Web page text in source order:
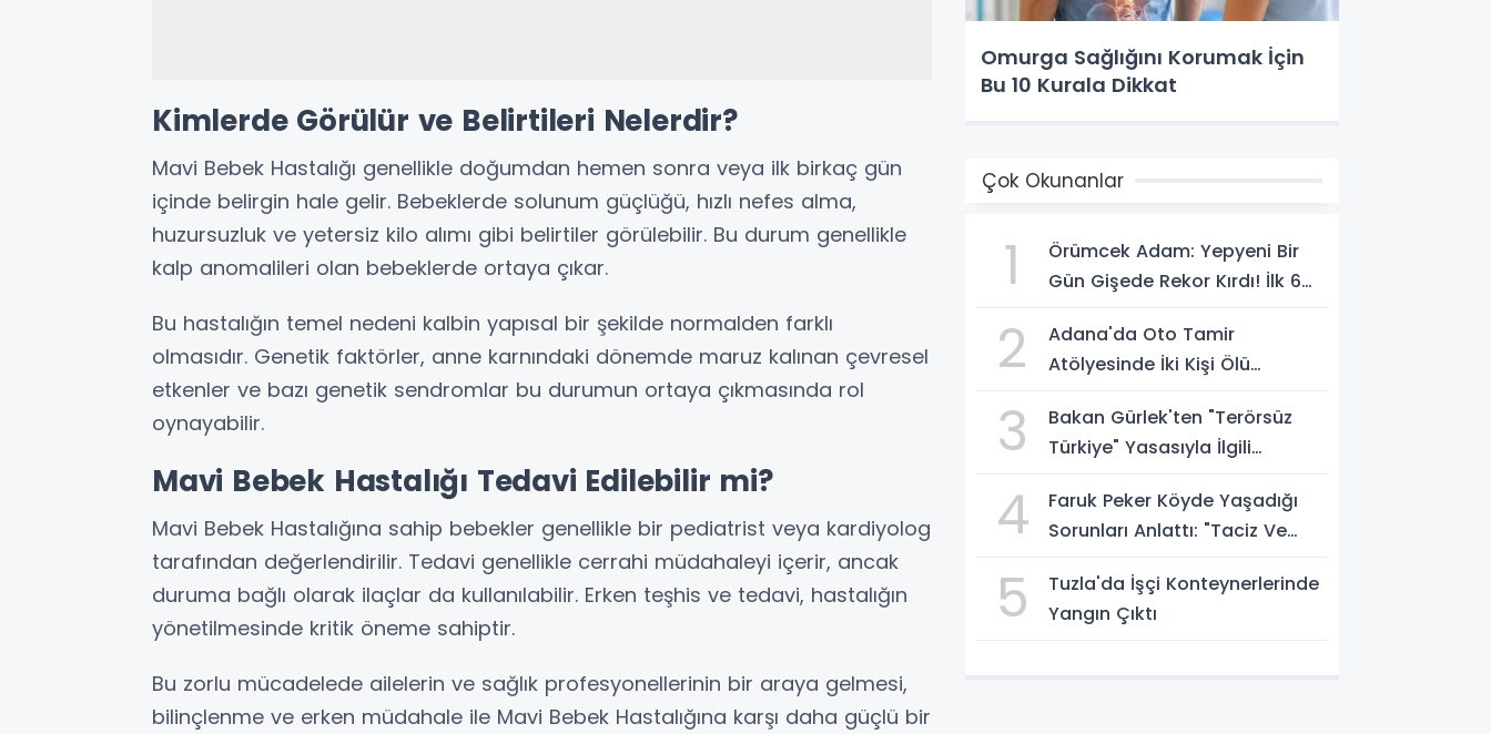
Kimlerde Görülür ve Belirtileri Nelerdir?
Mavi Bebek Hastalığı genellikle doğumdan hemen sonra veya ilk birkaç gün
içinde belirgin hale gelir. Bebeklerde solunum güçlüğü, hızlı nefes alma,
huzursuzluk ve yetersiz kilo alımı gibi belirtiler görülebilir. Bu durum genellikle
kalp anomalileri olan bebeklerde ortaya çıkar.
Bu hastalığın temel nedeni kalbin yapısal bir şekilde normalden farklı
olmasıdır. Genetik faktörler, anne karnındaki dönemde maruz kalınan çevresel
etkenler ve bazı genetik sendromlar bu durumun ortaya çıkmasında rol
oynayabilir.
Mavi Bebek Hastalığı Tedavi Edilebilir mi?
Mavi Bebek Hastalığına sahip bebekler genellikle bir pediatrist veya kardiyolog
tarafından değerlendirilir. Tedavi genellikle cerrahi müdahaleyi içerir, ancak
duruma bağlı olarak ilaçlar da kullanılabilir. Erken teşhis ve tedavi, hastalığın
yönetilmesinde kritik öneme sahiptir.
Bu zorlu mücadelede ailelerin ve sağlık profesyonellerinin bir araya gelmesi,
bilinçlenme ve erken müdahale ile Mavi Bebek Hastalığına karşı daha güçlü bir
Omurga Sağlığını Korumak İçin
Bu 10 Kurala Dikkat
Çok Okunanlar
1
Örümcek Adam: Yepyeni Bir
Gün Gişede Rekor Kırdı! İlk 6
2
Adana'da Oto Tamir
Atölyesinde İki Kişi Ölü
Egzoz Gazı Zehirlenmesi
3
Bakan Gürlek'ten "Terörsüz
Türkiye" Yasasıyla İlgili
Feshedilmeden Düzenleme
Yürürlüğe Girmeyecek
4
Faruk Peker Köyde Yaşadığı
Sorunları Anlattı: "Taciz Ve
5
Tuzla'da İşçi Konteynerlerinde
Yangın Çıktı